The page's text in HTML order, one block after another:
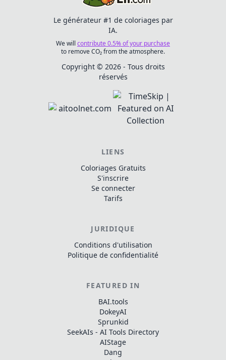
Le générateur #1 de coloriages par
IA.
We will contribute 0.5% of your purchase
to remove CO₂ from the atmosphere.
Copyright © 2026 - Tous droits
réservés
LIENS
Coloriages Gratuits
S'inscrire
Se connecter
Tarifs
JURIDIQUE
Conditions d'utilisation
Politique de confidentialité
FEATURED IN
BAI.tools
DokeyAI
Sprunkid
SeekAIs - AI Tools Directory
AIStage
Dang